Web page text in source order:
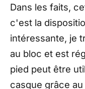
Dans les faits,
c'est la
intéressante, je
au bloc et est
pied peut être
casque grâce